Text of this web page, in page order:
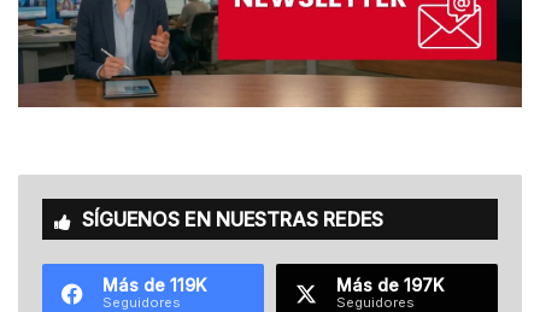
SÍGUENOS EN NUESTRAS REDES
Más de 119K
Seguidores
Más de 197K
Seguidores